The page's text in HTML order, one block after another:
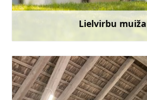
Lielvirbu muiža
Doties